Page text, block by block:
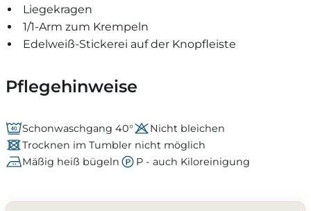
Liegekragen
1/1-Arm zum Krempeln
Edelweiß-Stickerei auf der Knopfleiste
Pflegehinweise
Schonwaschgang 40°
Nicht bleichen
Trocknen im Tumbler nicht möglich
Mäßig heiß bügeln
P - auch Kiloreinigung